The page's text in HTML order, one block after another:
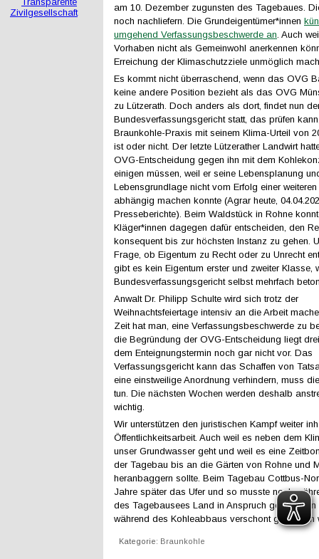
am 10. Dezember zugunsten des Tagebaues.
noch nachliefern. Die Grundeigentümer*innen
umgehend Verfassungsbeschwerde an. Auch
Vorhaben nicht als Gemeinwohl anerkennen
Erreichung der Klimaschutzziele unmöglich
Es kommt nicht überraschend, wenn das OVG
keine andere Position bezieht als das OVG
zu Lützerath. Doch anders als dort, findet nun
Bundesverfassungsgericht statt, das prüfen
Braunkohle-Praxis mit seinem Klima-Urteil von
ist oder nicht. Der letzte Lützerather Landwirt
OVG-Entscheidung gegen ihn mit dem
einigen müssen, weil er seine Lebensplanung
Lebensgrundlage nicht vom Erfolg einer
abhängig machen konnte (Agrar heute,
Presseberichte). Beim Waldstück in Rohne
Kläger*innen dagegen dafür entscheiden, den
konsequent bis zur höchsten Instanz zu gehen.
Frage, ob Eigentum zu Recht oder zu Unrecht
gibt es kein Eigentum erster und zweiter Klasse,
Bundesverfassungsgericht selbst mehrfach
Anwalt Dr. Philipp Schulte wird sich trotz der
Weihnachtsfeiertage intensiv an die Arbeit
Zeit hat man, eine Verfassungsbeschwerde zu
die Begründung der OVG-Entscheidung liegt
dem Enteignungstermin noch gar nicht vor. Das
Verfassungsgericht kann das Schaffen von
eine einstweilige Anordnung verhindern, muss
tun. Die nächsten Wochen werden deshalb
wichtig.
Wir unterstützen den juristischen Kampf weiter
Öffentlichkeitsarbeit. Auch weil es neben dem
unser Grundwasser geht und weil es eine
der Tagebau bis an die Gärten von Rohne und
heranbaggern sollte. Beim Tagebau Cottbus-
Jahre später das Ufer und so musste noch
des Tagebausees Land in Anspruch genommen
während des Kohleabbaus verschont geblieben
Kategorie: Braunkohle